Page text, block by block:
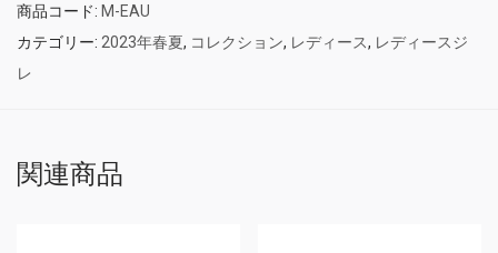
商品コード: M-EAU
カテゴリー: 2023年春夏, コレクション, レディース, レディースジ
レ
関連商品